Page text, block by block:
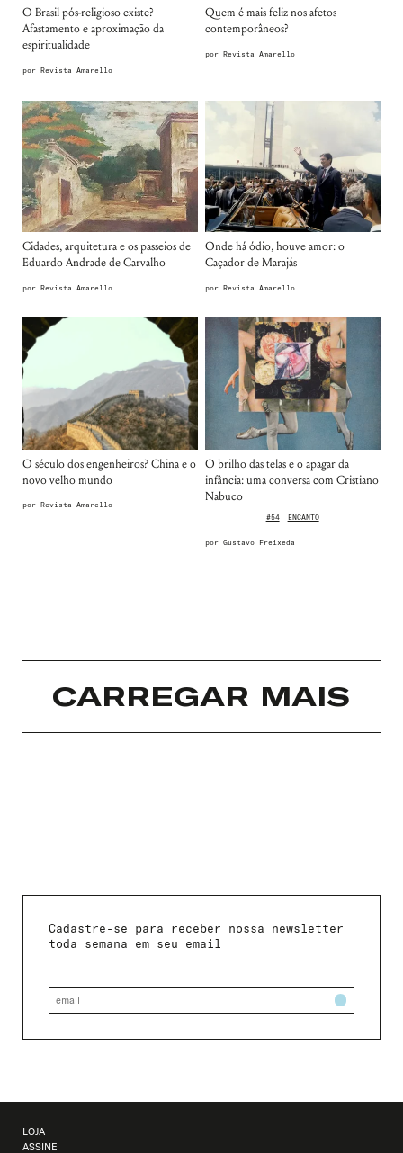
O Brasil pós-religioso existe?
Afastamento e aproximação da
espiritualidade
porRevista Amarello
Quem é mais feliz nos afetos
contemporâneos?
por Revista Amarello
Cidades, arquitetura e os passeios de
Eduardo Andrade de Carvalho
porRevista Amarello
Onde há ódio, houve amor: o
Caçador de Marajás
por Revista Amarello
O século dos engenheiros? China e o
novo velho mundo
porRevista Amarello
O brilho das telas e o apagar da
infância: uma conversa com Cristiano
Nabuco
#54 ENCANTO
por Gustavo Freixeda
CARREGAR MAIS
Cadastre-se para receber nossa newsletter
toda semana em seu email
LOJA
ASSINE